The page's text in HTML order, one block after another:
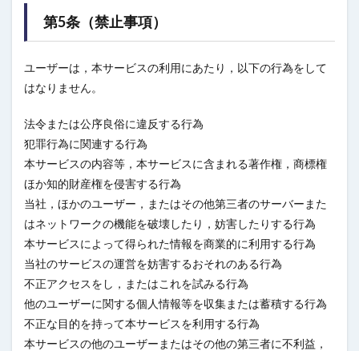
第5条（禁止事項）
ユーザーは，本サービスの利用にあたり，以下の行為をして
はなりません。
法令または公序良俗に違反する行為
犯罪行為に関連する行為
本サービスの内容等，本サービスに含まれる著作権，商標権
ほか知的財産権を侵害する行為
当社，ほかのユーザー，またはその他第三者のサーバーまた
はネットワークの機能を破壊したり，妨害したりする行為
本サービスによって得られた情報を商業的に利用する行為
当社のサービスの運営を妨害するおそれのある行為
不正アクセスをし，またはこれを試みる行為
他のユーザーに関する個人情報等を収集または蓄積する行為
不正な目的を持って本サービスを利用する行為
本サービスの他のユーザーまたはその他の第三者に不利益，